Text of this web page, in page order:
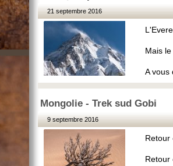
21 septembre 2016
Mais
A vous
Mongolie - Trek sud Gobi
9 septembre 2016
Retour
Retour